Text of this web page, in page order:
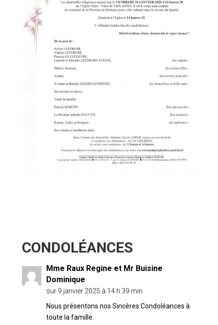
Mme Raux Regine et Mr Buisine
Dominique
sur 9 janvier 2025 à 14 h 39 min
Nous présentons nos Sincères Condoléances à
toute la famille